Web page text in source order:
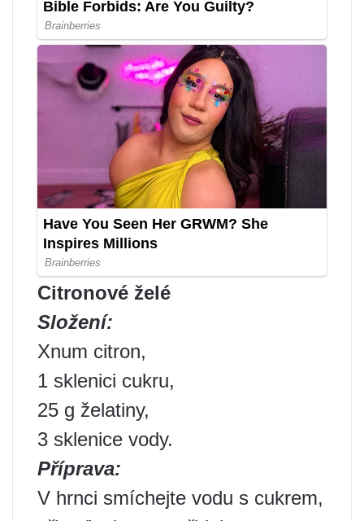
Citronové želé
Složení:
Xnum citron,
1 sklenici cukru,
25 g želatiny,
3 sklenice vody.
Příprava:
V hrnci smíchejte vodu s cukrem,